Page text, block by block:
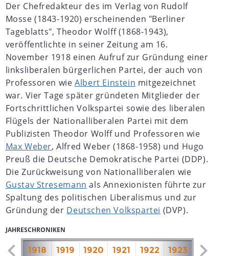
Der Chefredakteur des im Verlag von Rudolf
Mosse (1843-1920) erscheinenden "Berliner
Tageblatts", Theodor Wolff (1868-1943),
veröffentlichte in seiner Zeitung am 16.
November 1918 einen Aufruf zur Gründung einer
linksliberalen bürgerlichen Partei, der auch von
Professoren wieAlbert Einstein mitgezeichnet
war. Vier Tage später gründeten Mitglieder der
Fortschrittlichen Volkspartei sowie des liberalen
Flügels der Nationalliberalen Partei mit dem
Publizisten Theodor Wolff und Professoren wie
Max Weber, Alfred Weber (1868-1958) und Hugo
Preuß die Deutsche Demokratische Partei (DDP).
Die Zurückweisung von Nationalliberalen wie
Gustav Stresemann als Annexionisten führte zur
Spaltung des politischen Liberalismus und zur
Gründung der Deutschen Volkspartei (DVP).
JAHRESCHRONIKEN
1917 1918 1919 1920 1921 1922 1923 1924